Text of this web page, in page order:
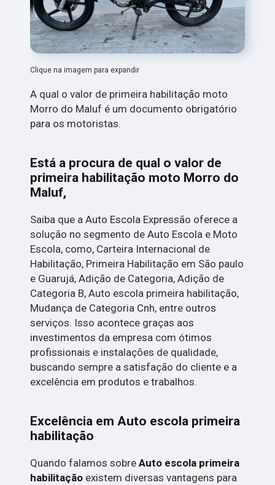
Clique na imagem para expandir
A qual o valor de primeira habilitação moto
Morro do Maluf é um documento obrigatório
para os motoristas.
Está a procura de qual o valor de
primeira habilitação moto Morro do
Maluf,
Saiba que a Auto Escola Expressão oferece a
solução no segmento de Auto Escola e Moto
Escola, como, Carteira Internacional de
Habilitação, Primeira Habilitação em São paulo
e Guarujá, Adição de Categoria, Adição de
Categoria B, Auto escola primeira habilitação,
Mudança de Categoria Cnh, entre outros
serviços. Isso acontece graças aos
investimentos da empresa com ótimos
profissionais e instalações de qualidade,
buscando sempre a satisfação do cliente e a
excelência em produtos e trabalhos.
Excelência em Auto escola primeira
habilitação
Quando falamos sobreAuto escola primeira
habilitação existem diversas vantagens para